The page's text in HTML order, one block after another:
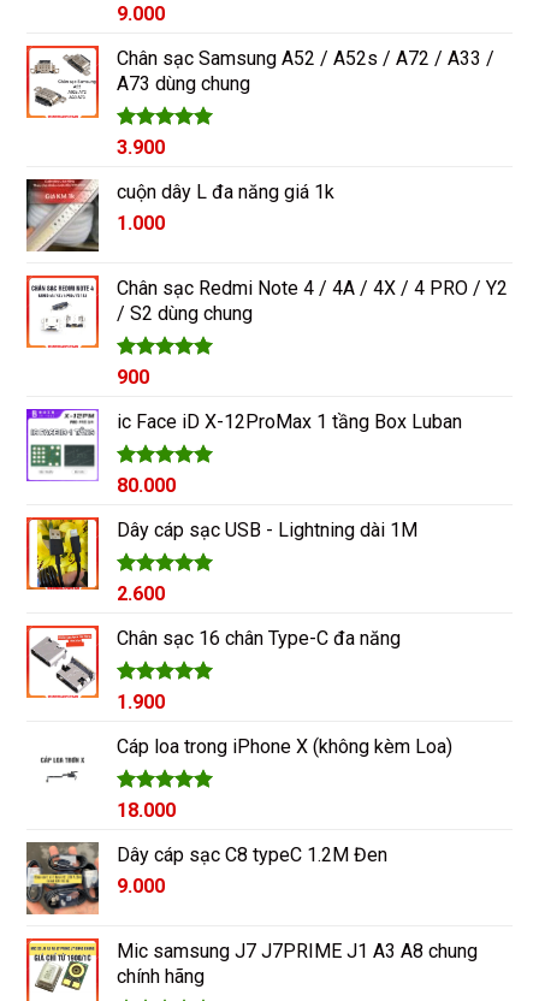
Được xếp
5 sao
9.000
Chân sạc Samsung A52 / A52s / A72 / A33 /
A73 dùng chung
Được xếp
5 sao
3.900
cuộn dây L đa năng giá 1k
1.000
Chân sạc Redmi Note 4 / 4A / 4X / 4 PRO / Y2
/ S2 dùng chung
Được xếp
5 sao
900
ic Face iD X-12ProMax 1 tầng Box Luban
Được xếp
5 sao
80.000
Dây cáp sạc USB - Lightning dài 1M
Được xếp
5 sao
2.600
Chân sạc 16 chân Type-C đa năng
Được xếp
5 sao
1.900
Cáp loa trong iPhone X (không kèm Loa)
Được xếp
5 sao
18.000
Dây cáp sạc C8 typeC 1.2M Đen
9.000
Mic samsung J7 J7PRIME J1 A3 A8 chung
chính hãng